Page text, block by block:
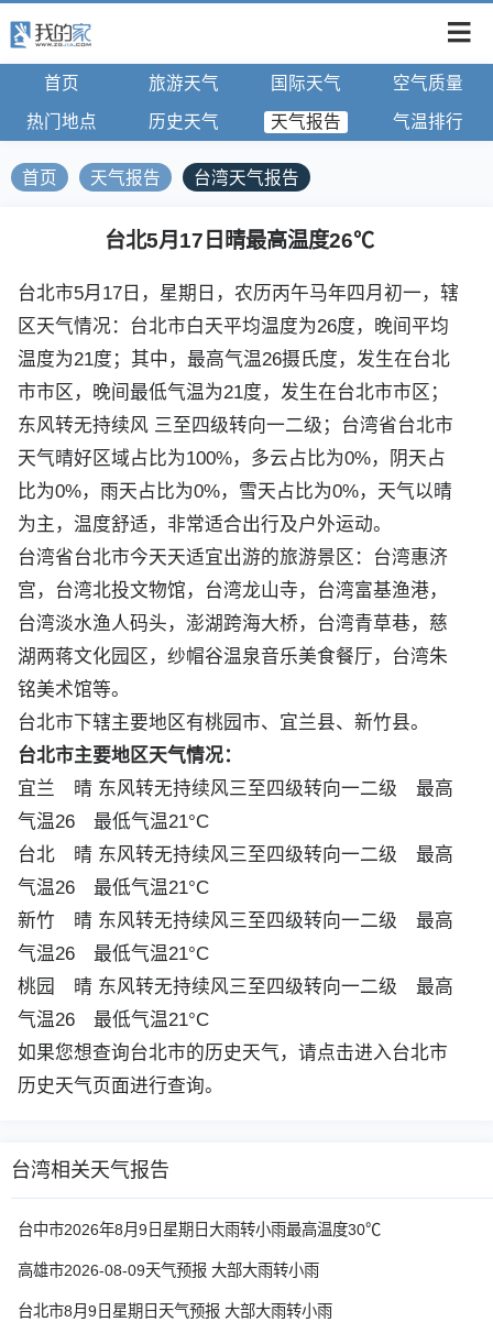
首页 旅游天气 国际天气 空气质量
热门地点 历史天气 天气报告 气温排行
首页 天气报告 台湾天气报告
台北5月17日晴最高温度26℃
台北市5月17日，星期日，农历丙午马年四月初一，辖
区天气情况：台北市白天平均温度为26度，晚间平均
温度为21度；其中，最高气温26摄氏度，发生在台北
市市区，晚间最低气温为21度，发生在台北市市区；
东风转无持续风 三至四级转向一二级；台湾省台北市
天气晴好区域占比为100%，多云占比为0%，阴天占
比为0%，雨天占比为0%，雪天占比为0%，天气以晴
为主，温度舒适，非常适合出行及户外运动。
台湾省台北市今天天适宜出游的旅游景区：台湾惠济
宫，台湾北投文物馆，台湾龙山寺，台湾富基渔港，
台湾淡水渔人码头， 澎湖跨海大桥 ，台湾青草巷， 慈
湖两蒋文化园区 ， 纱帽谷温泉音乐美食餐厅 ，台湾朱
铭美术馆等。
台北市下辖主要地区有桃园市、宜兰县、新竹县。
台北市主要地区天气情况：
宜兰 晴 东风转无持续风三至四级转向一二级 最高
气温26 最低气温21°C
台北 晴 东风转无持续风三至四级转向一二级 最高
气温26 最低气温21°C
新竹 晴 东风转无持续风三至四级转向一二级 最高
气温26 最低气温21°C
桃园
晴 东风转无持续风三至四级转向一二级 最高
气温26 最低气温21°C
如果您想查询台北市的历史天气，请点击进入台北市
历史天气页面进行查询。
台湾相关天气报告
台中市2026年8月9日星期日大雨转小雨最高温度30℃
高雄市2026-08-09天气预报 大部大雨转小雨
台北市8月9日星期日天气预报 大部大雨转小雨